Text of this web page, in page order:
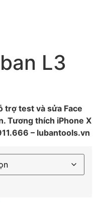
L3
trợ test và sửa Face
Tương thích iPhone X
– lubantools.vn